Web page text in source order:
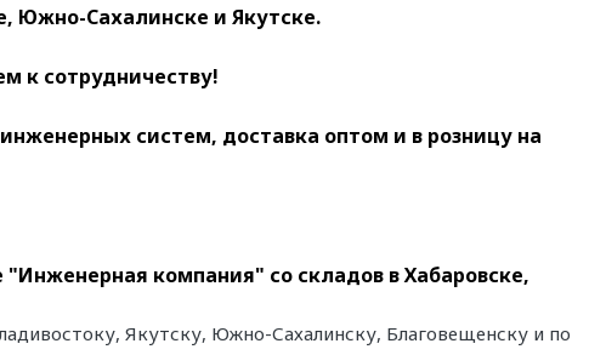
Южно-Сахалинске и Якутске.
к сотрудничеству!
систем, доставка оптом и в розницу на
"Инженерная компания" со складов в Хабаровске,
Якутску, Южно-Сахалинску, Благовещенску и по